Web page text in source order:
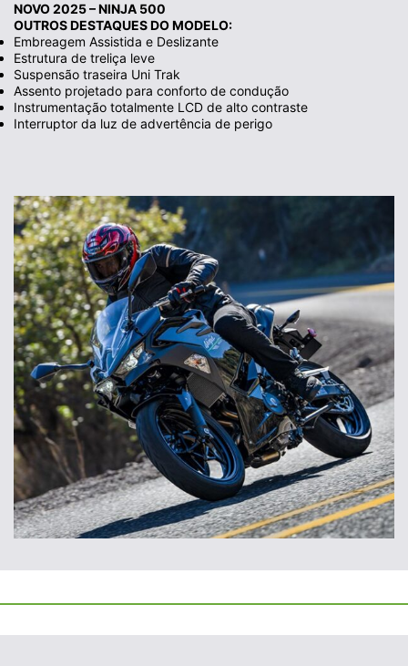
NOVO 2025 – NINJA 500
OUTROS DESTAQUES DO MODELO:
Embreagem Assistida e Deslizante
Estrutura de treliça leve
Suspensão traseira Uni Trak
Assento projetado para conforto de condução
Instrumentação totalmente LCD de alto contraste
Interruptor da luz de advertência de perigo